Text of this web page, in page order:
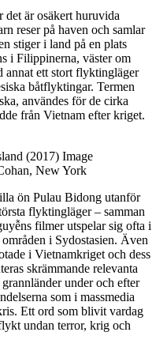
det är osäkert huruvida
reser på haven och samlar
stiger i land på en plats
i Filippinerna, väster om
annat ett stort flyktingläger
båtflyktingar. Termen
användes för de cirka
från Vietnam efter kriget.
(2017) Image
New York
ön Pulau Bidong utanför
flyktingläger – samman
filmer utspelar sig ofta i
i Sydostasien. Även
i Vietnamkriget och dess
skrämmande relevanta
under och efter
som i massmedia
Ett ord som blivit vardag
undan terror, krig och